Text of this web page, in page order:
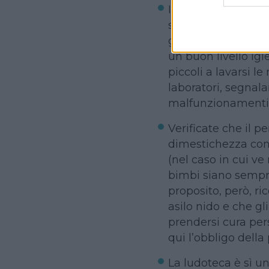
Innanzitutto la
siano, per quanto
giocattoli…) e che
un buon livello
piccoli a lavarsi
laboratori,
Verificate che il
dimestichezza
(nel caso in cui ve
bimbi siano
proposito, però,
asilo nido e che
prendersi cura
qui l’obbligo
La ludoteca è sì